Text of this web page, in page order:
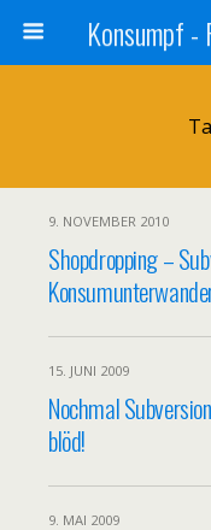
9. NOVEMBER 2010
Shopdropping –
15. JUNI 2009
Nochmal
blöd!
9. MAI 2009